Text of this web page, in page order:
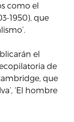
como el
1950), que
el
de
que
‘El hombre